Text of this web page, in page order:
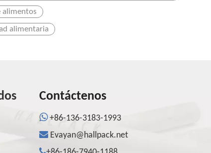
alimentos
alimentaria
Contáctenos
 +86-136-3183-1993
 Evayan@hallpack.net